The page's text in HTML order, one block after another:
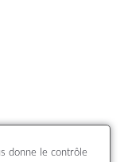
donne le contrôle